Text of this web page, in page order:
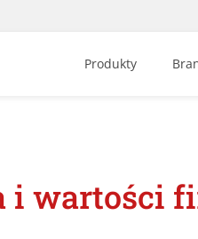
Produkty
i wartości